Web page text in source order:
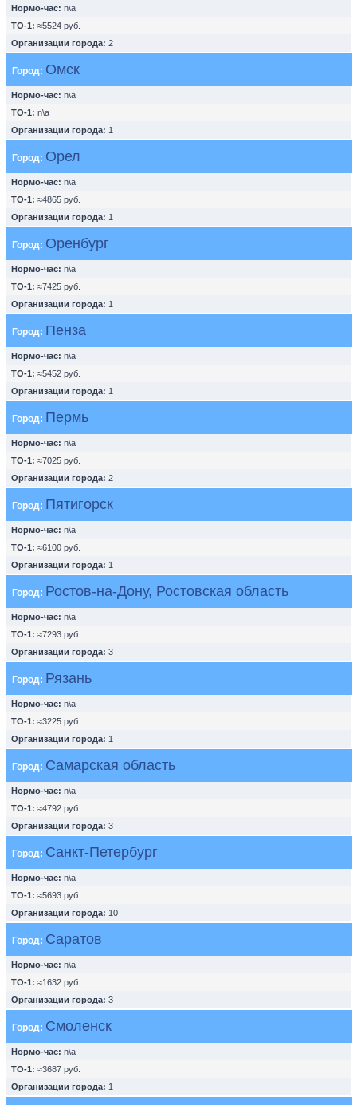
Нормо-час: n\a
ТО-1: ≈5524 руб.
Организации города: 2
Город: Омск
Нормо-час: n\a
ТО-1: n\a
Организации города: 1
Город: Орел
Нормо-час: n\a
ТО-1: ≈4865 руб.
Организации города: 1
Город: Оренбург
Нормо-час: n\a
ТО-1: ≈7425 руб.
Организации города: 1
Город: Пенза
Нормо-час: n\a
ТО-1: ≈5452 руб.
Организации города: 1
Город: Пермь
Нормо-час: n\a
ТО-1: ≈7025 руб.
Организации города: 2
Город: Пятигорск
Нормо-час: n\a
ТО-1: ≈6100 руб.
Организации города: 1
Город: Ростов-на-Дону, Ростовская область
Нормо-час: n\a
ТО-1: ≈7293 руб.
Организации города: 3
Город: Рязань
Нормо-час: n\a
ТО-1: ≈3225 руб.
Организации города: 1
Город: Самарская область
Нормо-час: n\a
ТО-1: ≈4792 руб.
Организации города: 3
Город: Санкт-Петербург
Нормо-час: n\a
ТО-1: ≈5693 руб.
Организации города: 10
Город: Саратов
Нормо-час: n\a
ТО-1: ≈1632 руб.
Организации города: 3
Город: Смоленск
Нормо-час: n\a
ТО-1: ≈3687 руб.
Организации города: 1